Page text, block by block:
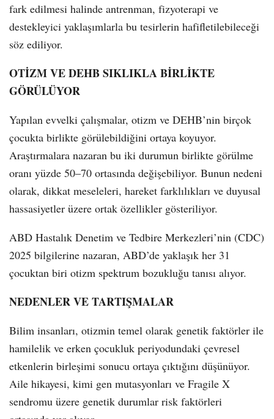
fark edilmesi halinde antrenman, fizyoterapi ve
destekleyici yaklaşımlarla bu tesirlerin hafifletilebileceği
söz ediliyor.
OTİZM VE DEHB SIKLIKLA BİRLİKTE
GÖRÜLÜYOR
Yapılan evvelki çalışmalar, otizm ve DEHB’nin birçok
çocukta birlikte görülebildiğini ortaya koyuyor.
Araştırmalara nazaran bu iki durumun birlikte görülme
oranı yüzde 50–70 ortasında değişebiliyor. Bunun nedeni
olarak, dikkat meseleleri, hareket farklılıkları ve duyusal
hassasiyetler üzere ortak özellikler gösteriliyor.
ABD Hastalık Denetim ve Tedbire Merkezleri’nin (CDC)
2025 bilgilerine nazaran, ABD’de yaklaşık her 31
çocuktan biri otizm spektrum bozukluğu tanısı alıyor.
NEDENLER VE TARTIŞMALAR
Bilim insanları, otizmin temel olarak genetik faktörler ile
hamilelik ve erken çocukluk periyodundaki çevresel
etkenlerin birleşimi sonucu ortaya çıktığını düşünüyor.
Aile hikayesi, kimi gen mutasyonları ve Fragile X
sendromu üzere genetik durumlar risk faktörleri